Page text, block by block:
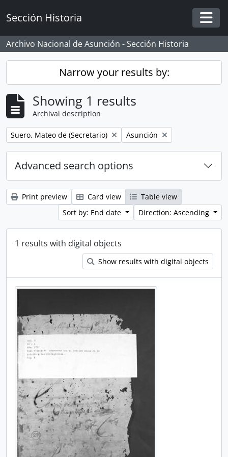
Sección Historia
Archivo Nacional de Asunción - Sección Historia
Narrow your results by:
Showing 1 results
Archival description
Remove filter:
Suero, Mateo de (Secretario) Remove filter:
Asunción
Advanced search options
Print preview Card view
Table view
Sort by: End date
Direction: Ascending
1 results with digital objects
Show results with digital objects